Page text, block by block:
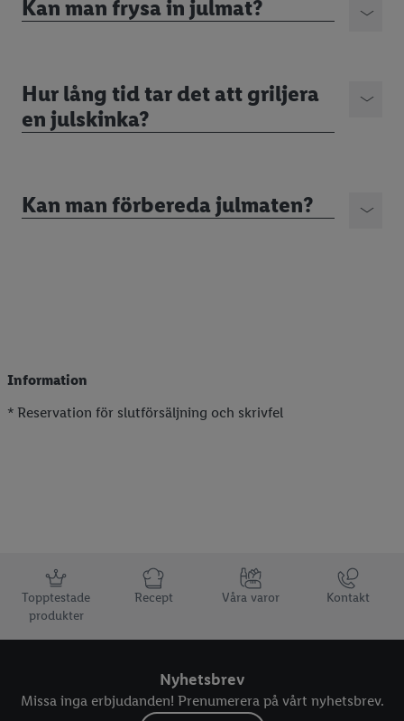
Kan man frysa in julmat?
Hur lång tid tar det att griljera
en julskinka?
Kan man förbereda julmaten?
Information
* Reservation för slutförsäljning och skrivfel
Information
Topptestade
produkter
Recept Våra varor Kontakt
Nyhetsbrev
Missa inga erbjudanden! Prenumerera på vårt nyhetsbrev.